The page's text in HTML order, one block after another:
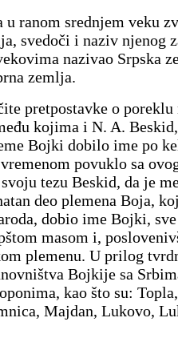
u ranom srednjem veku
svedoči i naziv njenog
nazivao Srpska
zemlja.
pretpostavke o
kojima i N. A.
Bojki dobilo ime po
povuklo sa
tezu Beskid, da je
deo plemena Boja,
dobio ime Bojki,
masom i,
plemenu. U prilog
Bojkije sa
kao što su:
Majdan, Lukovo,